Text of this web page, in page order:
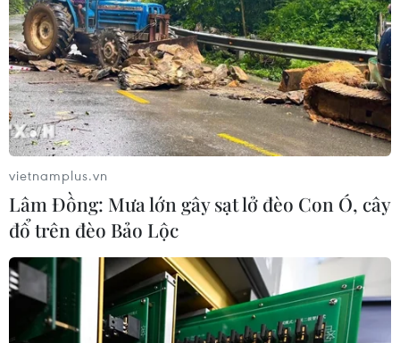
vietnamplus.vn
Lâm Đồng: Mưa lớn gây sạt lở đèo Con Ó, cây
đổ trên đèo Bảo Lộc